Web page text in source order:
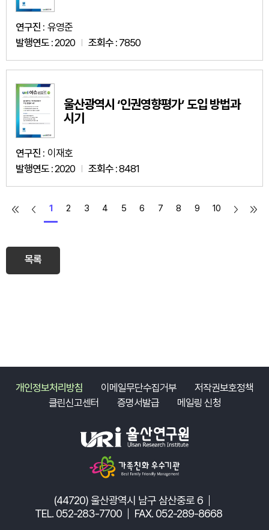
연구진 : 유영준
발행연도 :2020 조회수 : 7850
울산광역시 ‘인권영향평가’ 도입 방법과
시기
연구진 : 이재호
발행연도 :2020 조회수 :8481
1 2 3 4 5 6 7 8 9 10
목록
개인정보처리방침 이메일무단수집거부
저작권보호정책
클린신고센터
증명서발급 메일링 신청
(44720) 울산광역시 남구 삼산중로 6
TEL. 052-283-7700
FAX. 052-289-8668